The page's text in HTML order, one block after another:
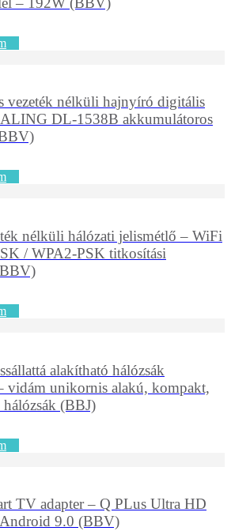
vezeték nélküli hajnyíró digitális
DL-1538B akkumulátoros
nélküli hálózati jelismétlő – WiFi
/ WPA2-PSK titkosítási
alakítható hálózsák
vidám unikornis alakú, kompakt,
hálózsák (BBJ)
TV adapter – Q PLus Ultra HD
9.0 (BBV)